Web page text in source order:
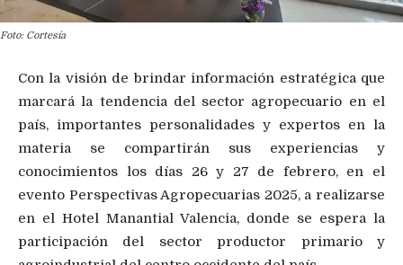
Foto: Cortesía
Con la visión de brindar información estratégica que
marcará la tendencia del sector agropecuario en el
país, importantes personalidades y expertos en la
materia se compartirán sus experiencias y
conocimientos los días 26 y 27 de febrero, en el
evento Perspectivas Agropecuarias 2025, a realizarse
en el Hotel Manantial Valencia, donde se espera la
participación del sector productor primario y